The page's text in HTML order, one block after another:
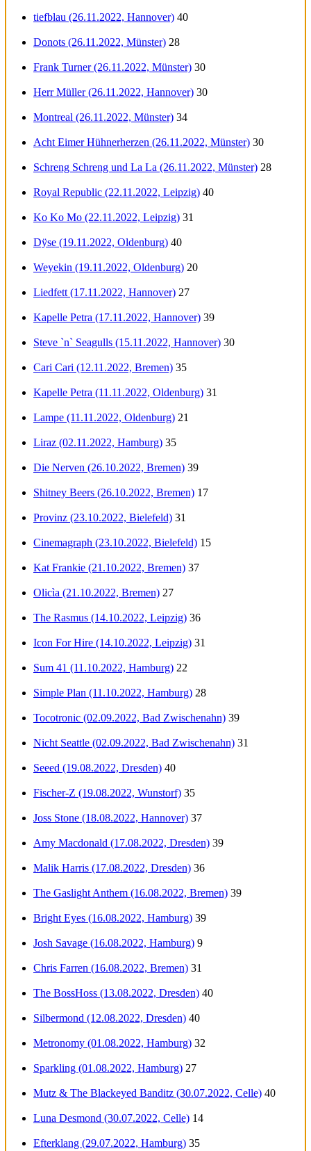
tiefblau (26.11.2022, Hannover) 40
Donots (26.11.2022, Münster) 28
Frank Turner (26.11.2022, Münster) 30
Herr Müller (26.11.2022, Hannover) 30
Montreal (26.11.2022, Münster) 34
Acht Eimer Hühnerherzen (26.11.2022, Münster) 30
Schreng Schreng und La La (26.11.2022, Münster) 28
Royal Republic (22.11.2022, Leipzig) 40
Ko Ko Mo (22.11.2022, Leipzig) 31
Dÿse (19.11.2022, Oldenburg) 40
Weyekin (19.11.2022, Oldenburg) 20
Liedfett (17.11.2022, Hannover) 27
Kapelle Petra (17.11.2022, Hannover) 39
Steve `n` Seagulls (15.11.2022, Hannover) 30
Cari Cari (12.11.2022, Bremen) 35
Kapelle Petra (11.11.2022, Oldenburg) 31
Lampe (11.11.2022, Oldenburg) 21
Liraz (02.11.2022, Hamburg) 35
Die Nerven (26.10.2022, Bremen) 39
Shitney Beers (26.10.2022, Bremen) 17
Provinz (23.10.2022, Bielefeld) 31
Cinemagraph (23.10.2022, Bielefeld) 15
Kat Frankie (21.10.2022, Bremen) 37
Olicìa (21.10.2022, Bremen) 27
The Rasmus (14.10.2022, Leipzig) 36
Icon For Hire (14.10.2022, Leipzig) 31
Sum 41 (11.10.2022, Hamburg) 22
Simple Plan (11.10.2022, Hamburg) 28
Tocotronic (02.09.2022, Bad Zwischenahn) 39
Nicht Seattle (02.09.2022, Bad Zwischenahn) 31
Seeed (19.08.2022, Dresden) 40
Fischer-Z (19.08.2022, Wunstorf) 35
Joss Stone (18.08.2022, Hannover) 37
Amy Macdonald (17.08.2022, Dresden) 39
Malik Harris (17.08.2022, Dresden) 36
The Gaslight Anthem (16.08.2022, Bremen) 39
Bright Eyes (16.08.2022, Hamburg) 39
Josh Savage (16.08.2022, Hamburg) 9
Chris Farren (16.08.2022, Bremen) 31
The BossHoss (13.08.2022, Dresden) 40
Silbermond (12.08.2022, Dresden) 40
Metronomy (01.08.2022, Hamburg) 32
Sparkling (01.08.2022, Hamburg) 27
Mutz & The Blackeyed Banditz (30.07.2022, Celle) 40
Luna Desmond (30.07.2022, Celle) 14
Efterklang (29.07.2022, Hamburg) 35